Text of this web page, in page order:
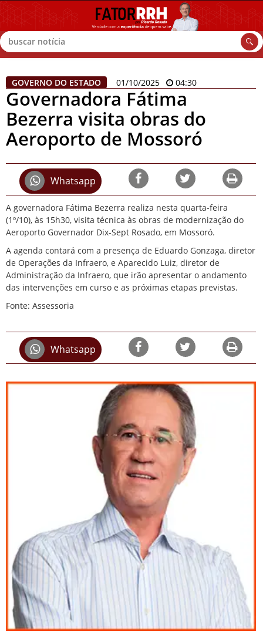
Buscar
GOVERNO DO ESTADO 01/10/2025 04:30
Governadora Fátima
Bezerra visita obras do
Aeroporto de Mossoró
Whatsapp
A governadora Fátima Bezerra realiza nesta quarta-feira
(1º/10), às 15h30, visita técnica às obras de modernização do
Aeroporto Governador Dix-Sept Rosado, em Mossoró.
A agenda contará com a presença de Eduardo Gonzaga, diretor
de Operações da Infraero, e Aparecido Luiz, diretor de
Administração da Infraero, que irão apresentar o andamento
das intervenções em curso e as próximas etapas previstas.
Fonte: Assessoria
Whatsapp